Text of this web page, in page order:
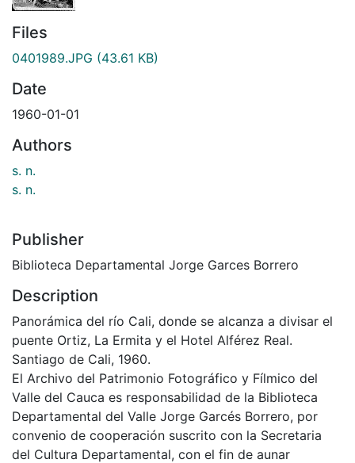
Files
0401989.JPG (43.61 KB)
Date
1960-01-01
Authors
s. n.
s. n.
Publisher
Biblioteca Departamental Jorge Garces Borrero
Description
Panorámica del río Cali, donde se alcanza a divisar el
puente Ortiz, La Ermita y el Hotel Alférez Real.
Santiago de Cali, 1960.
El Archivo del Patrimonio Fotográfico y Fílmico del
Valle del Cauca es responsabilidad de la Biblioteca
Departamental del Valle Jorge Garcés Borrero, por
convenio de cooperación suscrito con la Secretaria
del Cultura Departamental, con el fin de aunar